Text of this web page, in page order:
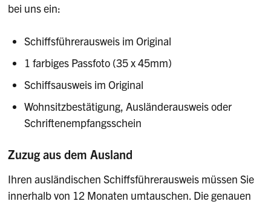
bei uns ein:
Schiffsführerausweis im Original
1 farbiges Passfoto (35 x 45mm)
Schiffsausweis im Original
Wohnsitzbestätigung, Ausländerausweis oder
Schriftenempfangsschein
Zuzug aus dem Ausland
Ihren ausländischen Schiffsführerausweis müssen Sie
innerhalb von 12 Monaten umtauschen. Die genauen